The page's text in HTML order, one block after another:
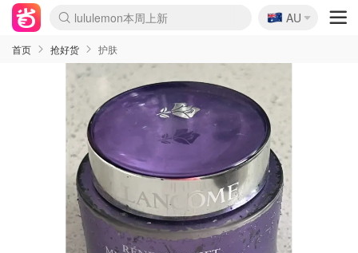
lululemon本周上新
Sasa美妆护肤3.5折
SSENSE年中3折
FreshBeauty好价汇总
Cettire降价+叠9折
Farfetch折上8折
WWS Coles超市实拍
viagogo二手票捡漏
Myer清仓1折起
The Outnet奢牌1折起
David Jones 3折起
Flannels大牌1折
Perfumes Club护肤1折
AMIRO返校季6.2折
Oweek抽奖送Airpods
Amazon折扣汇总
eToro入金$200送$50
Amazon数码好物
ICONIC本周7.5折
ThedoubleF高奢地板价
Moose Knuckles 6折
丝芙兰5折起
EUFY官网3.7折起
Selenichast首饰2折
Trip机票酒店促销
YSL送5件彩妆礼
Amazon家居好物
BIGBANG巡演开票
David Jones时尚3折
Amazon美妆护肤
雅漾大喷$8
过敏原检测盒$33
伊索独家赠50ml沐浴露
科颜氏送高保湿面霜
SEALIFE海洋馆门票6折
丝塔芙大白罐$16
订阅Newsletter送香薰
Cult Beauty 6.8折
Harrods圣诞日历2.3折
LN-CC奢牌私促3折
d'Alba空姐喷雾$16
EVE LOM套装逆天2折
Bernardelli独家4折
Adore Beauty 6折起
CT圣诞日历
Mytheresa奢品2.7折
🇦🇺
AU
首页 抢好货 护肤